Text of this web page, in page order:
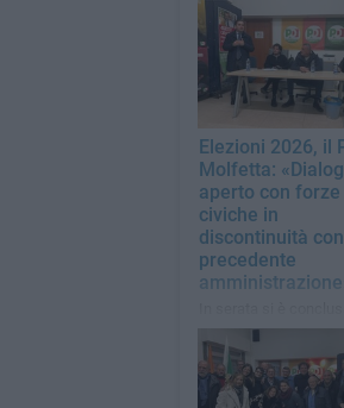
Elezioni 2026, il
Molfetta:
aperto con forze
civiche in
discontinuità
precedente
l'assemblea degli
circolo cittadino.
la fiducia a D'Amato
Segretario